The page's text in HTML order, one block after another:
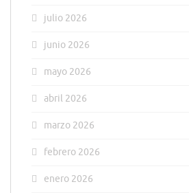
julio 2026
junio 2026
mayo 2026
abril 2026
marzo 2026
febrero 2026
enero 2026